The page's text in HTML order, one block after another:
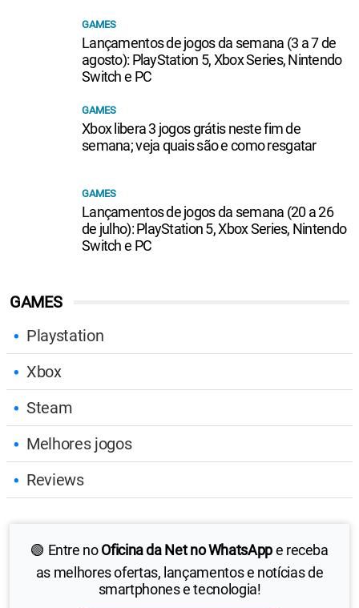
GAMES
Playstation
Xbox
Steam
Melhores jogos
Reviews
🟢 Entre noOficina da Net no WhatsAppe receba
as melhores ofertas, lançamentos e notícias de
smartphones e tecnologia!
GAMES
Lançamentos de jogos da semana (3 a 7 de
agosto): PlayStation 5, Xbox Series, Nintendo
Switch e PC
GAMES
Xbox libera 3 jogos grátis neste fim de
semana; veja quais são e como resgatar
GAMES
Lançamentos de jogos da semana (20 a 26
de julho): PlayStation 5, Xbox Series, Nintendo
Switch e PC